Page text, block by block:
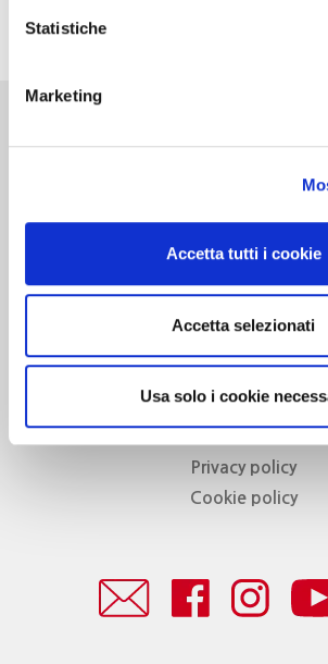
Statistiche
Marketing
Accetta tutti i cookie
Accetta selezionati
Usa solo i cookie
Il costo della serata è di € 22 per i
per gli ospiti.
Associazione Go Wine
12051 Alba (Cn)
Codice fiscale e P.IVA: 02809130046
Codice SDI: USAL8PV
PEC gowine@legalmail.it
Privacy policy
Cookie policy